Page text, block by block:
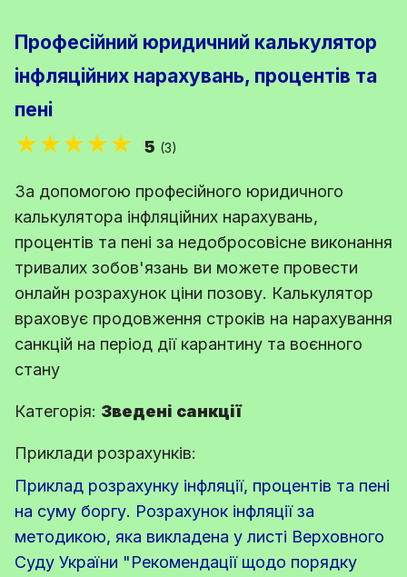
Професійний юридичний калькулятор
інфляційних нарахувань, процентів та
пені
★★★★★ 5 (3)
За допомогою професійного юридичного
калькулятора інфляційних нарахувань,
процентів та пені за недобросовісне виконання
тривалих зобов'язань ви можете провести
онлайн розрахунок ціни позову. Калькулятор
враховує продовження строків на нарахування
санкцій на період дії карантину та воєнного
стану
Категорія: Зведені санкції
Приклади розрахунків:
Приклад розрахунку інфляції, процентів та пені
на суму боргу. Розрахунок інфляції за
методикою, яка викладена у листі Верховного
Суду України "Рекомендації щодо порядку